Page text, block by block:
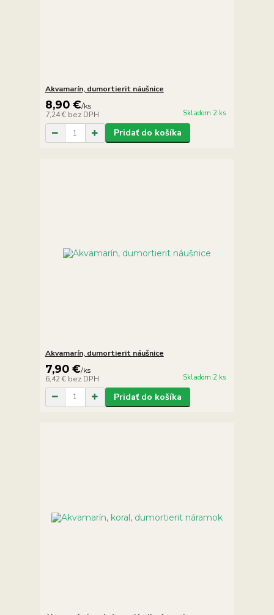
Akvamarín, dumortierit náušnice
8,90 €/ks
7,24 € bez DPH Skladom 2 ks
Pridať do košíka
Akvamarín, dumortierit náušnice
7,90 €/ks
6,42 € bez DPH Skladom 2 ks
Pridať do košíka